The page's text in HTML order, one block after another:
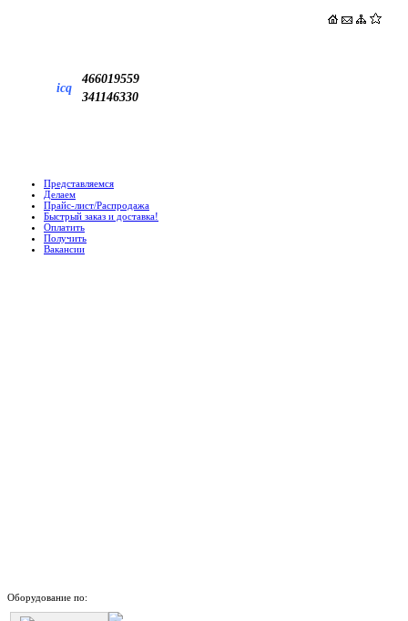
icq
466019559
341146330
Представляемся
Делаем
Прайс-лист/Распродажа
Быстрый заказ и доставка!
Оплатить
Получить
Вакансии
Оборудование по: